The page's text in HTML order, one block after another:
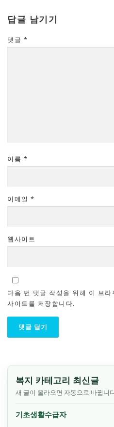
답글 남기기
댓글 *
이름 *
이메일 *
웹사이트
다음 번 댓글 작성을 위해 이 브
사이트를 저장합니다.
복지 카테고리 최신글
새 글이 올라오면 자동으로 바뀝니
기초생활수급자